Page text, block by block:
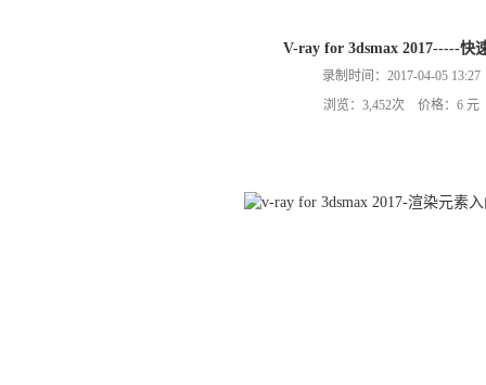
V-ray for 3dsmax 2017-----快
录制时间：2017-04-05 13:27
浏览：3,452次 价格：6 元